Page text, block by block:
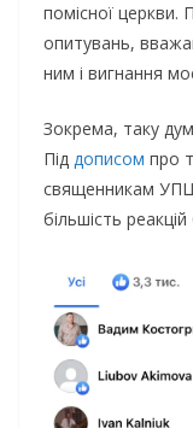
помісної церкви.
опитувань,
ним і вигнання
Зокрема, таку
Під дописом про
священникам
більшість